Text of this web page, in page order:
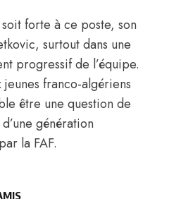
forte à ce poste, son
surtout dans une
progressif de l’équipe.
jeunes franco-algériens
être une question de
génération
la FAF.